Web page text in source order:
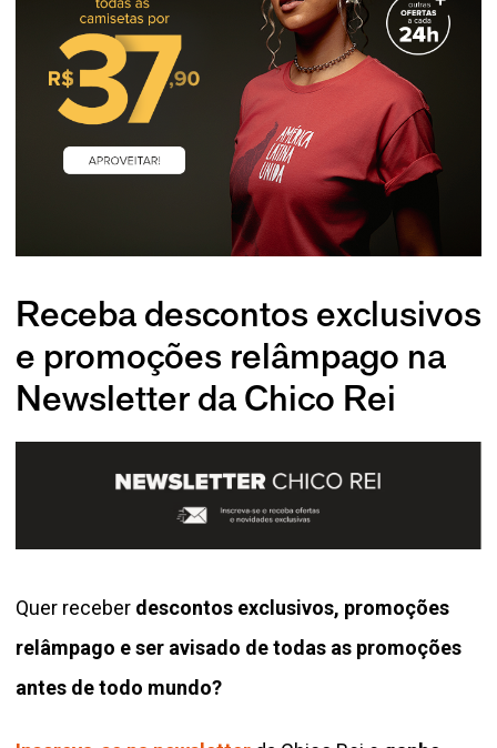
Receba descontos exclusivos
e promoções relâmpago na
Newsletter da Chico Rei
Quer receber descontos exclusivos, promoções
relâmpago e ser avisado de todas as promoções
antes de todo mundo?